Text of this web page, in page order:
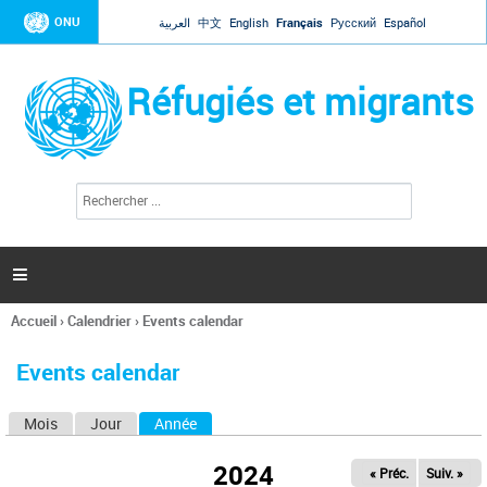
Jump to navigation
ONU العربية 中文 English Français Русский Español
Réfugiés et migrants
l
c
h
e

Vous
ici
Accueil›Calendrier› Events calendar
Events calendar
Mois Jour Année
2024 « Préc. Suiv. »